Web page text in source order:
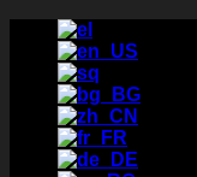
Преминаване
съдържанието